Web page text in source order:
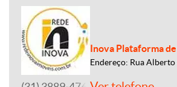
Inova Plataforma
Endereço: Rua